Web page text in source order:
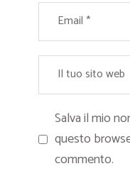
Salva il mio
questo
commento.